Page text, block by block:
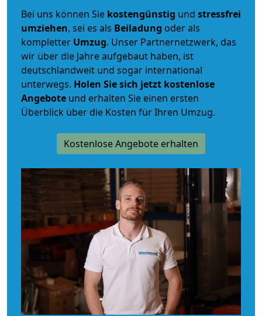
Bei uns können Sie kostengünstig und stressfrei
umziehen, sei es als Beiladung oder als
kompletter Umzug. Unser Partnernetzwerk, das
wir über die Jahre aufgebaut haben, ist
deutschlandweit und sogar international
unterwegs. Holen Sie sich jetzt kostenlose
Angebote und erhalten Sie einen ersten
Überblick über die Kosten für Ihren Umzug.
Kostenlose Angebote erhalten